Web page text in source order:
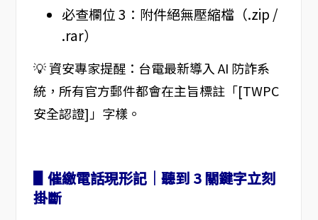
必查欄位 3：附件絕無壓縮檔（.zip /
.rar）
💡 資安專家提醒：台電最新導入 AI 防詐系
統，所有官方郵件都會在主旨標註「[TWPC
安全認證]」字樣。
▋催繳電話現形記｜聽到 3 關鍵字立刻
掛斷